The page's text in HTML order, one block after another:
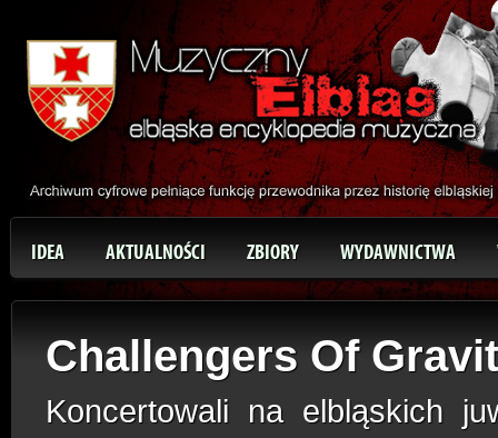
IDEA AKTUALNOŚCI ZBIORY WYDAWNICTWA
Challengers Of
Koncertowali na elbląskich